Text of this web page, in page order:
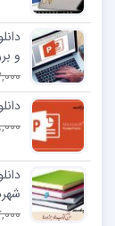
و
17,000
9,000
14,000